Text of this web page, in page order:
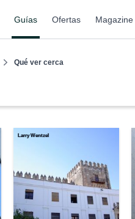
Guías Ofertas Magazine
Qué ver cerca
Larry Wentzel